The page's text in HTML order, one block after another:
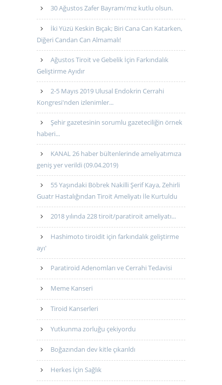
30 Ağustos Zafer Bayramı'mız kutlu olsun.
İki Yüzü Keskin Bıçak; Biri Cana Can Katarken,
Diğeri Candan Can Almamalı!
Ağustos Tiroit ve Gebelik İçin Farkındalık
Geliştirme Ayıdır
2-5 Mayıs 2019 Ulusal Endokrin Cerrahi
Kongresi'nden izlenimler...
Şehir gazetesinin sorumlu gazeteciliğin örnek
haberi...
KANAL 26 haber bültenlerinde ameliyatımıza
geniş yer verildi (09.04.2019)
55 Yaşındaki Böbrek Nakilli Şerif Kaya, Zehirli
Guatr Hastalığından Tiroit Ameliyatı İle Kurtuldu
2018 yılında 228 tiroit/paratiroit ameliyatı...
Hashimoto tiroidit için farkındalık geliştirme
ayı'
Paratiroid Adenomları ve Cerrahi Tedavisi
Meme Kanseri
Tiroid Kanserleri
Yutkunma zorluğu çekiyordu
Boğazından dev kitle çıkarıldı
Herkes İçin Sağlık